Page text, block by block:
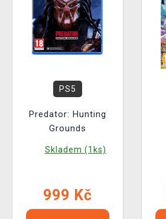
PS5
Predator: Hunting
Grounds
Skladem (1ks)
999 Kč